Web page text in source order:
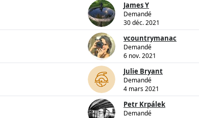
James Y
Demandé
30 déc. 2021
vcountrymanac
Demandé
6 nov. 2021
Julie Bryant
Demandé
4 mars 2021
Petr Krpálek
Demandé